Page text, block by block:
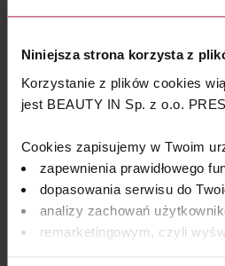
Niniejsza strona korzysta z
Korzystanie z plików cookies
jest BEAUTY IN Sp. z o.o.
Cookies zapisujemy w Twoim
zapewnienia prawidłowego
dopasowania serwisu do
analizy zachowań
remarketingowym, czyli
Postaw na